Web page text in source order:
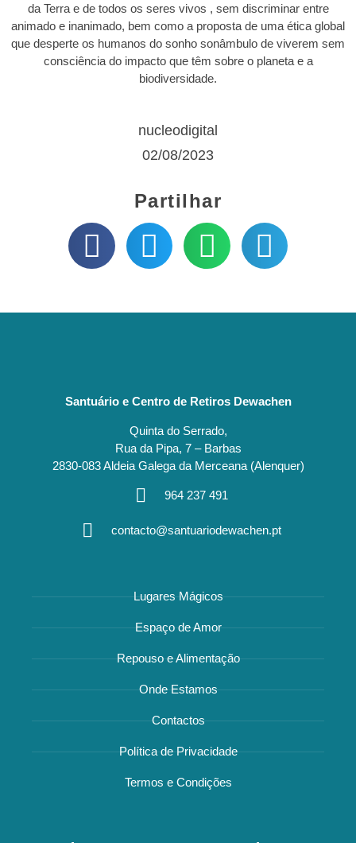
da Terra e de todos os seres vivos , sem discriminar entre
animado e inanimado, bem como a proposta de uma ética global
que desperte os humanos do sonho sonâmbulo de viverem sem
consciência do impacto que têm sobre o planeta e a
biodiversidade.
nucleodigital
02/08/2023
Partilhar
Santuário e Centro de Retiros Dewachen
Quinta do Serrado,
Rua da Pipa, 7 – Barbas
2830-083 Aldeia Galega da Merceana (Alenquer)
964 237 491
contacto@santuariodewachen.pt
Lugares Mágicos
Espaço de Amor
Repouso e Alimentação
Onde Estamos
Contactos
Política de Privacidade
Termos e Condições